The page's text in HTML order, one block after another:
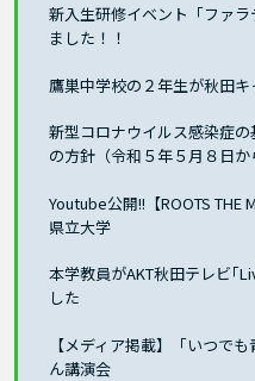
新入生研修イベント「ファ
ました！！
鷹巣中学校の２年生が秋田
新型コロナウイルス感染症
の方針（令和５年５月８日か
Youtube公開!!【ROOTS THE
県立大学
本学教員がAKT秋田テレビ｢
した
【メディア掲載】「いつで
ん講演会